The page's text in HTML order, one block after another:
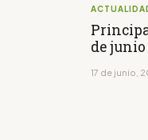
de junio
17 de junio,